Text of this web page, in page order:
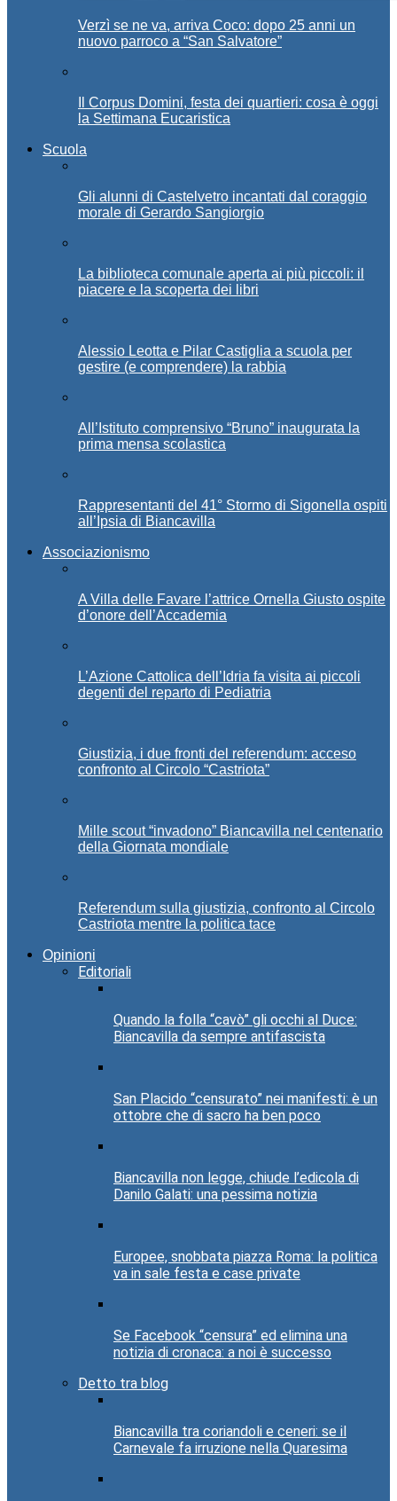
Verzì se ne va, arriva Coco: dopo 25 anni un
nuovo parroco a “San Salvatore”
Il Corpus Domini, festa dei quartieri: cosa è oggi
la Settimana Eucaristica
Scuola
Gli alunni di Castelvetro incantati dal coraggio
morale di Gerardo Sangiorgio
La biblioteca comunale aperta ai più piccoli: il
piacere e la scoperta dei libri
Alessio Leotta e Pilar Castiglia a scuola per
gestire (e comprendere) la rabbia
All’Istituto comprensivo “Bruno” inaugurata la
prima mensa scolastica
Rappresentanti del 41° Stormo di Sigonella ospiti
all’Ipsia di Biancavilla
Associazionismo
A Villa delle Favare l’attrice Ornella Giusto ospite
d’onore dell’Accademia
L’Azione Cattolica dell’Idria fa visita ai piccoli
degenti del reparto di Pediatria
Giustizia, i due fronti del referendum: acceso
confronto al Circolo “Castriota”
Mille scout “invadono” Biancavilla nel centenario
della Giornata mondiale
Referendum sulla giustizia, confronto al Circolo
Castriota mentre la politica tace
Opinioni
Editoriali
Quando la folla “cavò” gli occhi al Duce:
Biancavilla da sempre antifascista
San Placido “censurato” nei manifesti: è un
ottobre che di sacro ha ben poco
Biancavilla non legge, chiude l’edicola di
Danilo Galati: una pessima notizia
Europee, snobbata piazza Roma: la politica
va in sale festa e case private
Se Facebook “censura” ed elimina una
notizia di cronaca: a noi è successo
Detto tra blog
Biancavilla tra coriandoli e ceneri: se il
Carnevale fa irruzione nella Quaresima